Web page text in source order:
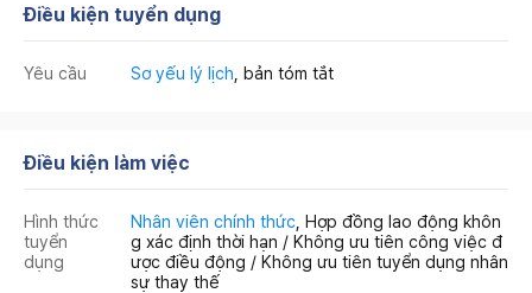
Điều kiện tuyển dụng
Yêu cầu Sơ yếu lý lịch , bản tóm tắt
Điều kiện làm việc
Hình thức
tuyển
dụng
Nhân viên chính thức , Hợp đồng lao động khôn
g xác định thời hạn / Không ưu tiên công việc đ
ược điều động / Không ưu tiên tuyển dụng nhân
sự thay thế